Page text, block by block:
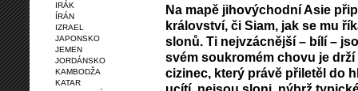
Na mapě jihovýchodní Asie
království, či Siam, jak se mu
slonů. Ti nejvzácnější – bílí –
svém soukromém chovu je
cizinec, který právě přiletěl do
IRÁK
ÍRÁN
IZRAEL
JAPONSKO
JEMEN
JORDÁNSKO
KAMBODŽA
KATAR